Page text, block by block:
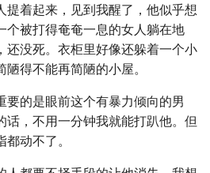
提着起来，见到我醒了，他似乎想
个被打得奄奄一息的女人躺在地
还没死。衣柜里好像还躲着一个小
得不能再简陋的小屋。
要的是眼前这个有暴力倾向的男
话，不用一分钟我就能打趴他。但
动不了。